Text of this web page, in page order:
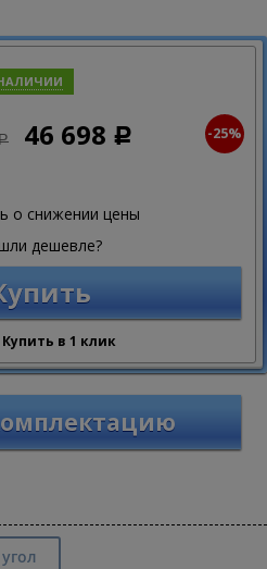
46 698 Р -25%
о снижении цены
дешевле?
Купить в 1 клик